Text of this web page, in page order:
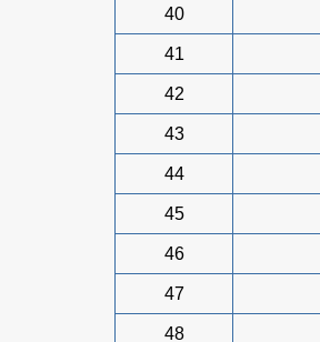
40
41
42
43
44
45
46
47
48